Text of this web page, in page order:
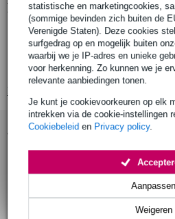
statistische en marketingcookies,
(sommige bevinden zich buiten de
Verenigde Staten). Deze cookies
surfgedrag op en mogelijk buiten
waarbij we je IP-adres en unieke
voor herkenning. Zo kunnen we je
relevante aanbiedingen tonen.
Je kunt je cookievoorkeuren op elk
intrekken via de cookie-instellingen
Cookiebeleid en Privacy policy.
Weigeren
Productinformatie
notebook statief
materiaal: aluminium
max. schermafmeting: 17 inch
Accessoires (40)